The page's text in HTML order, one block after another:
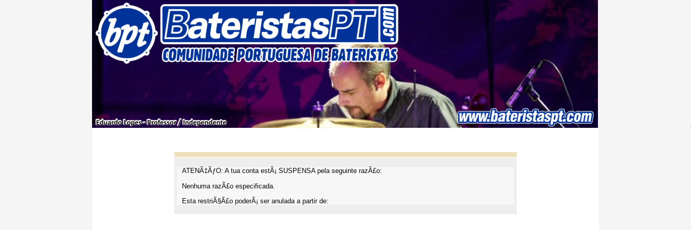
ATENÃ‡ÃƒO: A tua conta estÃ¡ SUSPENSA pela seguinte razÃ£o:
Nenhuma razÃ£o especificada.
Esta restriÃ§Ã£o poderÃ¡ ser anulada a partir de: